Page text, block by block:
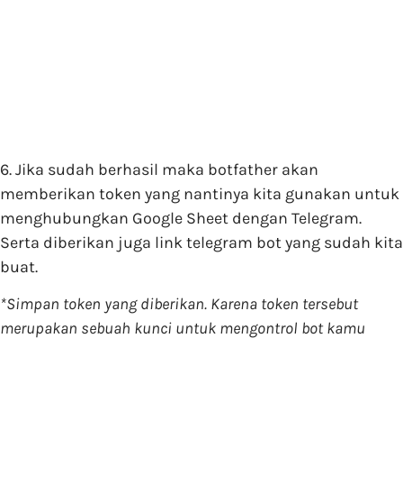
6. Jika sudah berhasil maka botfather akan
memberikan token yang nantinya kita gunakan untuk
menghubungkan Google Sheet dengan Telegram.
Serta diberikan juga link telegram bot yang sudah kita
buat.
*Simpan token yang diberikan. Karena token tersebut
merupakan sebuah kunci untuk mengontrol bot kamu